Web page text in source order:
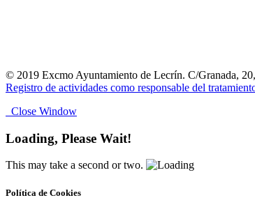
© 2019 Excmo Ayuntamiento de Lecrín. C/Granada,
Registro de actividades como responsable del
Close Window
Loading, Please Wait!
This may take a second or two.
Política de Cookies